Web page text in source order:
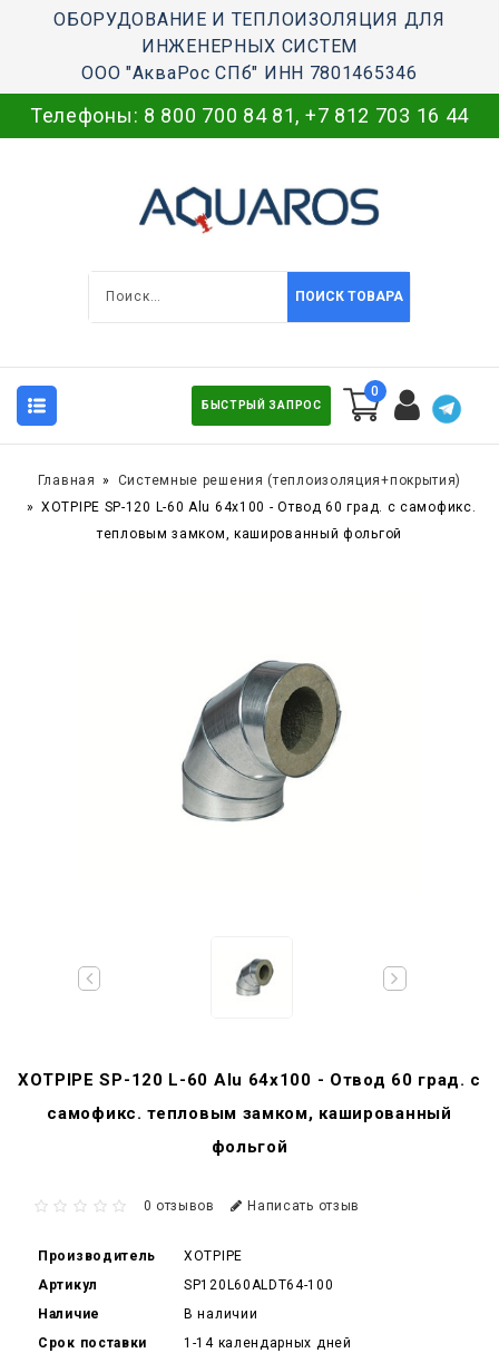
ОБОРУДОВАНИЕ И ТЕПЛОИЗОЛЯЦИЯ ДЛЯ
ИНЖЕНЕРНЫХ СИСТЕМ
ООО "АкваРос СПб" ИНН 7801465346
Телефоны: 8 800 700 84 81, +7 812 703 16 44
ПОИСК ТОВАРА
БЫСТРЫЙ ЗАПРОС
0
Главная
Системные решения (теплоизоляция+покрытия)
XOTPIPE SP-120 L-60 Alu 64x100 - Отвод 60 град. c самофикс.
тепловым замком, кашированный фольгой
XOTPIPE SP-120 L-60 Alu 64x100 - Отвод 60 град. c
самофикс. тепловым замком, кашированный
фольгой
0 отзывов Написать отзыв
Производитель
XOTPIPE
Артикул
SP120L60ALDT64-100
Наличие
В наличии
Срок поставки
1-14 календарных дней